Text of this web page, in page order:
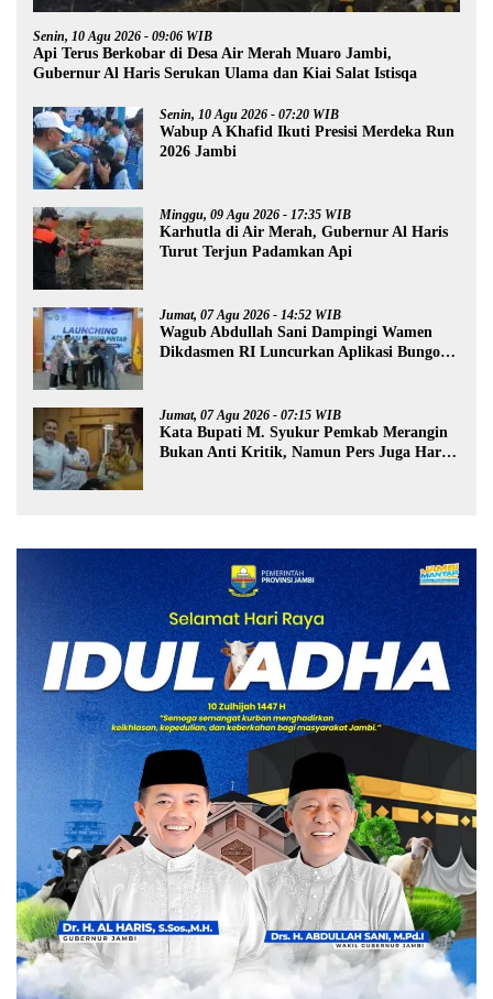
Senin, 10 Agu 2026 - 09:06 WIB
Api Terus Berkobar di Desa Air Merah Muaro Jambi,
Gubernur Al Haris Serukan Ulama dan Kiai Salat Istisqa
Senin, 10 Agu 2026 - 07:20 WIB
Wabup A Khafid Ikuti Presisi Merdeka Run
2026 Jambi
Minggu, 09 Agu 2026 - 17:35 WIB
Karhutla di Air Merah, Gubernur Al Haris
Turut Terjun Padamkan Api
Jumat, 07 Agu 2026 - 14:52 WIB
Wagub Abdullah Sani Dampingi Wamen
Dikdasmen RI Luncurkan Aplikasi Bungo
Jumat, 07 Agu 2026 - 07:15 WIB
Kata Bupati M. Syukur Pemkab Merangin
Bukan Anti Kritik, Namun Pers Juga Harus